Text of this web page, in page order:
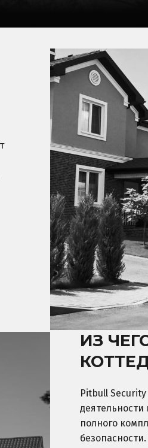
ИЗ
Pitbull
деятельности
полного